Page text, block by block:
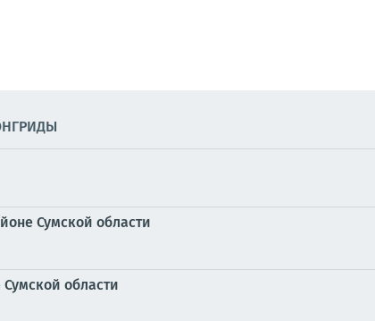
Сумской области
области